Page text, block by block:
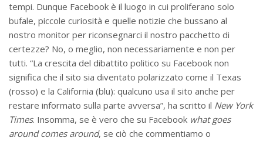
tempi. Dunque Facebook è il luogo in cui proliferano solo
bufale, piccole curiosità e quelle notizie che bussano al
nostro monitor per riconsegnarci il nostro pacchetto di
certezze? No, o meglio, non necessariamente e non per
tutti. “La crescita del dibattito politico su Facebook non
significa che il sito sia diventato polarizzato come il Texas
(rosso) e la California (blu): qualcuno usa il sito anche per
restare informato sulla parte avversa”, ha scritto il New York
Times. Insomma, se è vero che su Facebook what goes
around comes around, se ciò che commentiamo o